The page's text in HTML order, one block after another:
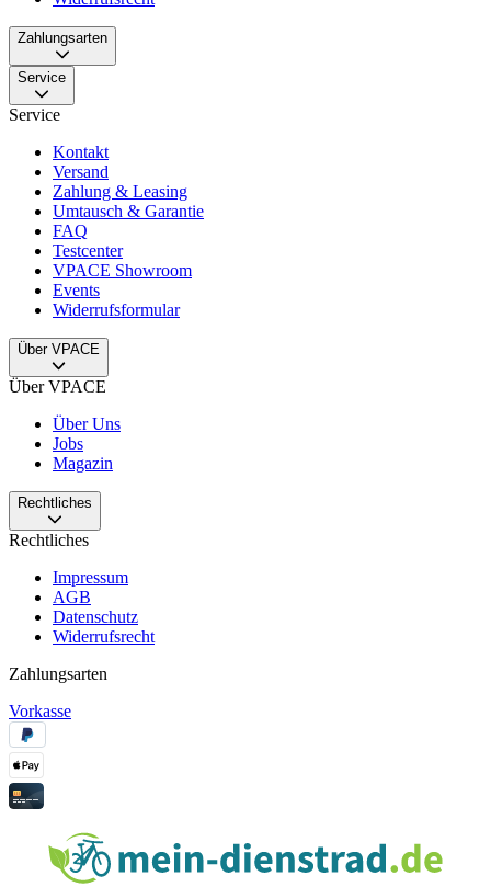
Zahlungsarten
Service
Service
Kontakt
Versand
Zahlung & Leasing
Umtausch & Garantie
FAQ
Testcenter
VPACE Showroom
Events
Widerrufsformular
Über VPACE
Über VPACE
Über Uns
Jobs
Magazin
Rechtliches
Rechtliches
Impressum
AGB
Datenschutz
Widerrufsrecht
Zahlungsarten
Vorkasse